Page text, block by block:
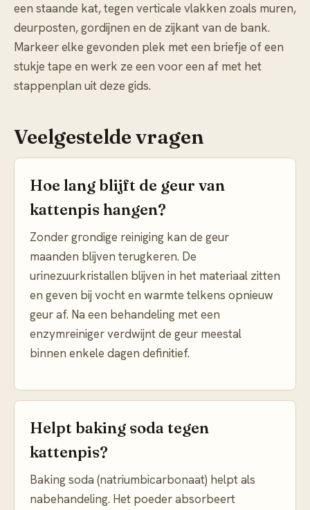
een staande kat, tegen verticale vlakken zoals muren,
deurposten, gordijnen en de zijkant van de bank.
Markeer elke gevonden plek met een briefje of een
stukje tape en werk ze een voor een af met het
stappenplan uit deze gids.
Veelgestelde vragen
Hoe lang blijft de geur van
kattenpis hangen?
Zonder grondige reiniging kan de geur
maanden blijven terugkeren. De
urinezuurkristallen blijven in het materiaal zitten
en geven bij vocht en warmte telkens opnieuw
geur af. Na een behandeling met een
enzymreiniger verdwijnt de geur meestal
binnen enkele dagen definitief.
Helpt baking soda tegen
kattenpis?
Baking soda (natriumbicarbonaat) helpt als
nabehandeling. Het poeder absorbeert